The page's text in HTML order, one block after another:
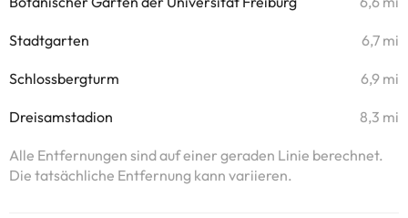
Stadtgarten 6,7 mi
Schlossbergturm 6,9 mi
Dreisamstadion 8,3 mi
Alle Entfernungen sind auf einer geraden Linie berechnet.
Die tatsächliche Entfernung kann variieren.